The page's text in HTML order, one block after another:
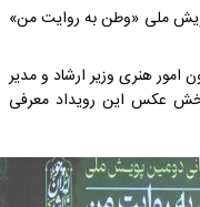
ملی «وطن به روایت من»
هنری وزیر ارشاد و مدیر
بخش عکس این رویداد معرفی